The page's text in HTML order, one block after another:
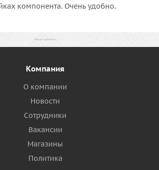
компонента. Очень удобно.
Компания
О компании
Новости
Сотрудники
Вакансии
Магазины
Политика